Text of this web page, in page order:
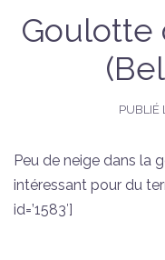
Goulotte
PUBLIÉ
Peu de neige dans la
intéressant pour du
id=’1583′]